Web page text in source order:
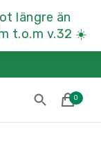
längre än
t.o.m v.32 ☀️
0